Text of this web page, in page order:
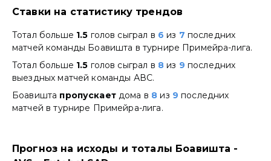
Ставки на статистику трендов
Тотал больше 1.5 голов сыграл в 6из 7 последних
матчей команды Боавишта в турнире Примейра-лига.
Тотал больше 1.5 голов сыграл в 8из 9 последних
выездных матчей команды АВС.
Боавишта пропускает дома в 8из 9 последних
матчей в турнире Примейра-лига.
Прогноз на исходы и тоталы Боавишта -